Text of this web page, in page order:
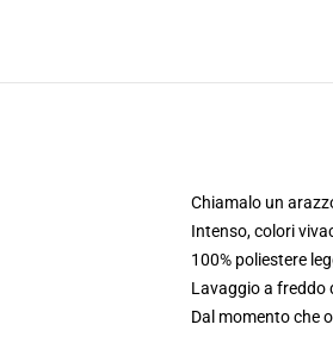
Chiamalo un
Intenso, colori
100% poliestere
Lavaggio a freddo
Dal momento che